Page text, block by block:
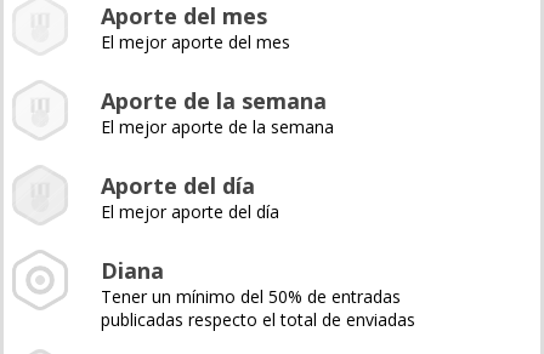
Aporte del mes
El mejor aporte del mes
Aporte de la semana
El mejor aporte de la semana
Aporte del día
El mejor aporte del día
Diana
Tener un mínimo del 50% de entradas
publicadas respecto el total de enviadas